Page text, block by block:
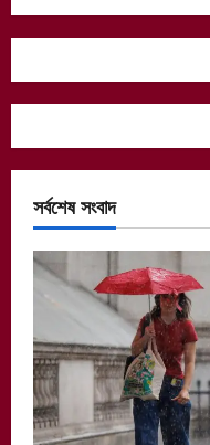
সর্বশেষ সংবাদ